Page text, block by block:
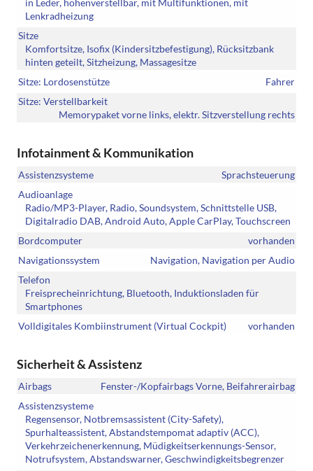
in Leder, höhenverstellbar, mit Multifunktionen, mit
Lenkradheizung
Sitze
Komfortsitze, Isofix (Kindersitzbefestigung), Rücksitzbank
hinten geteilt, Sitzheizung, Massagesitze
Sitze: Lordosenstütze
Fahrer
Sitze: Verstellbarkeit
Memorypaket vorne links, elektr. Sitzverstellung rechts
Infotainment & Kommunikation
Assistenzsysteme
Sprachsteuerung
Audioanlage
Radio/MP3-Player, Radio, Soundsystem, Schnittstelle USB,
Digitalradio DAB, Android Auto, Apple CarPlay, Touchscreen
Bordcomputer
vorhanden
Navigationssystem
Navigation, Navigation per Audio
Telefon
Freisprecheinrichtung, Bluetooth, Induktionsladen für
Smartphones
Volldigitales Kombiinstrument (Virtual Cockpit)
vorhanden
Sicherheit & Assistenz
Airbags
Fenster-/Kopfairbags Vorne, Beifahrerairbag
Assistenzsysteme
Regensensor, Notbremsassistent (City-Safety),
Spurhalteassistent, Abstandstempomat adaptiv (ACC),
Verkehrzeichenerkennung, Müdigkeitserkennungs-Sensor,
Notrufsystem, Abstandswarner, Geschwindigkeitsbegrenzer